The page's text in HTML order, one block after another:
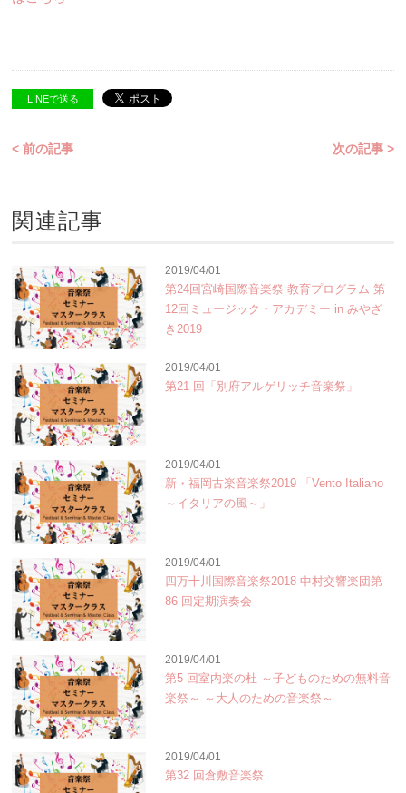
LINEで送る
< 前の記事 次の記事 >
関連記事
2019/04/01
第24回宮崎国際音楽祭 教育プログラム 第
12回ミュージック・アカデミー in みやざ
き2019
2019/04/01
第21 回「別府アルゲリッチ音楽祭」
2019/04/01
新・福岡古楽音楽祭2019 「Vento Italiano
～イタリアの風～」
2019/04/01
四万十川国際音楽祭2018 中村交響楽団第
86 回定期演奏会
2019/04/01
第5 回室内楽の杜 ～子どものための無料音
楽祭～ ～大人のための音楽祭～
2019/04/01
第32 回倉敷音楽祭